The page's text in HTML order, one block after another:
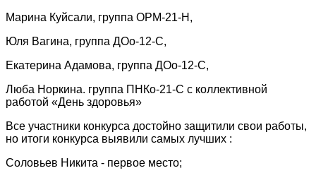
Марина Куйсали, группа ОРМ-21-Н,
Юля Вагина, группа ДОо-12-С,
Екатерина Адамова, группа ДОо-12-С,
Люба Норкина. группа ПНКо-21-С с коллективной
работой «День здоровья»
Все участники конкурса достойно защитили свои работы,
но итоги конкурса выявили самых лучших :
Соловьев Никита - первое место;